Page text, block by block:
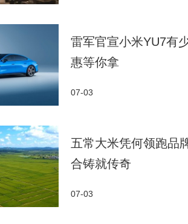
雷军官宣小米YU7有
惠等你拿
07-03
五常大米凭何领跑品
合铸就传奇
07-03